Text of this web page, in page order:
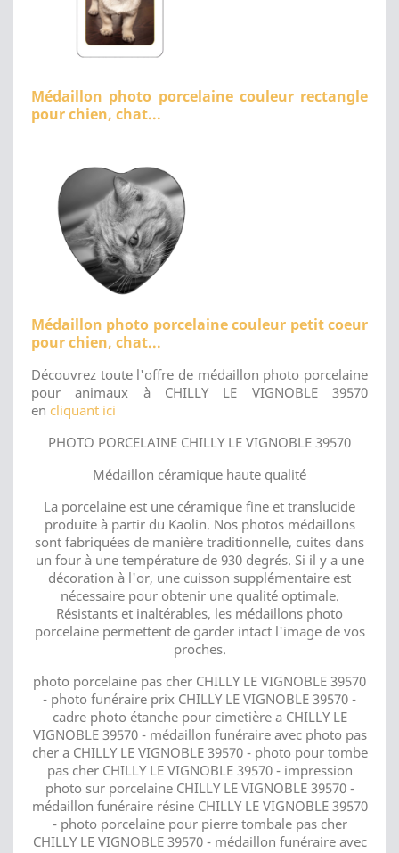
Médaillon photo porcelaine couleur rectangle
pour chien, chat...
Médaillon photo porcelaine couleur petit coeur
pour chien, chat...
Découvrez toute l'offre de médaillon photo porcelaine
pour animaux à CHILLY LE VIGNOBLE 39570
en cliquant ici
PHOTO PORCELAINE CHILLY LE VIGNOBLE 39570
Médaillon céramique haute qualité
La porcelaine est une céramique fine et translucide
produite à partir du Kaolin. Nos photos médaillons
sont fabriquées de manière traditionnelle, cuites dans
un four à une température de 930 degrés. Si il y a une
décoration à l'or, une cuisson supplémentaire est
nécessaire pour obtenir une qualité optimale.
Résistants et inaltérables, les médaillons photo
porcelaine permettent de garder intact l'image de vos
proches.
photo porcelaine pas cher CHILLY LE VIGNOBLE 39570
- photo funéraire prix CHILLY LE VIGNOBLE 39570 -
cadre photo étanche pour cimetière a CHILLY LE
VIGNOBLE 39570 - médaillon funéraire avec photo pas
cher a CHILLY LE VIGNOBLE 39570 - photo pour tombe
pas cher CHILLY LE VIGNOBLE 39570 - impression
photo sur porcelaine CHILLY LE VIGNOBLE 39570 -
médaillon funéraire résine CHILLY LE VIGNOBLE 39570
- photo porcelaine pour pierre tombale pas cher
CHILLY LE VIGNOBLE 39570 - médaillon funéraire avec